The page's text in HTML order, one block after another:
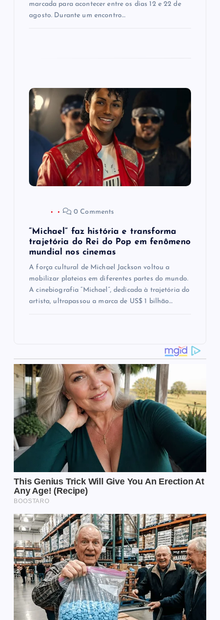
marcada para acontecer entre os dias 12 e 22 de
agosto. Durante um encontro…
0 Comments
“Michael” faz história e transforma
trajetória do Rei do Pop em fenômeno
mundial nos cinemas
A força cultural de Michael Jackson voltou a
mobilizar plateias em diferentes partes do mundo.
A cinebiografia “Michael”, dedicada à trajetória do
artista, ultrapassou a marca de US$ 1 bilhão…